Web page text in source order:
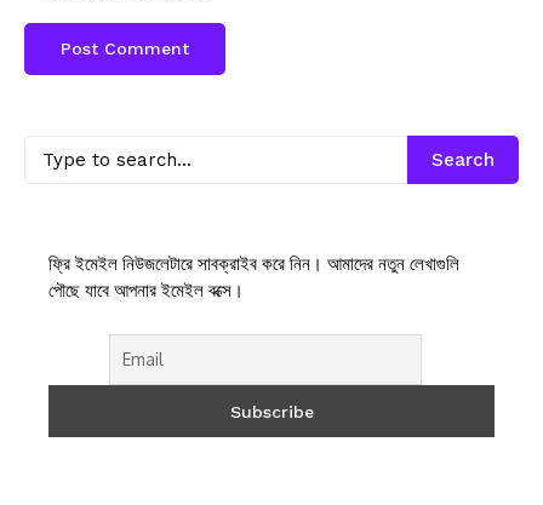
Search
ফ্রি ইমেইল নিউজলেটারে সাবক্রাইব করে নিন। আমাদের নতুন লেখাগুলি
পৌছে যাবে আপনার ইমেইল বক্সে।